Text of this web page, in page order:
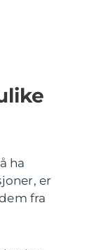
ha
er
fra